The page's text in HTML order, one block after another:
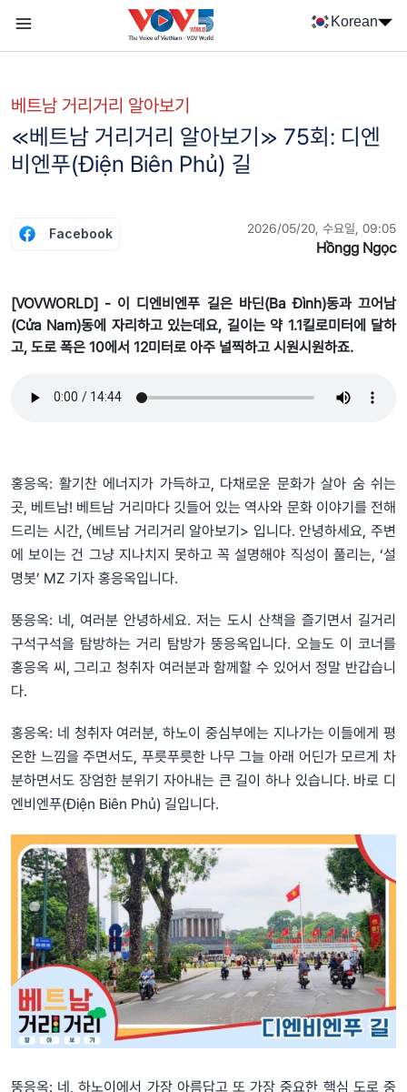
Korean
베트남 거리거리 알아보기
≪베트남 거리거리 알아보기≫ 75회: 디엔
비엔푸(Điện Biên Phủ) 길
Facebook 2026/05/20, 수요일, 09:05
Hồngg Ngọc
[VOVWORLD] - 이 디엔비엔푸 길은 바딘(Ba Đình)동과 끄어남
(Cửa Nam)동에 자리하고 있는데요, 길이는 약 1.1킬로미터에 달하
고, 도로 폭은 10에서 12미터로 아주 널찍하고 시원시원하죠.
홍응옥: 활기찬 에너지가 가득하고, 다채로운 문화가 살아 숨 쉬는
곳, 베트남! 베트남 거리마다 깃들어 있는 역사와 문화 이야기를 전해
드리는 시간, 〈베트남 거리거리 알아보기> 입니다. 안녕하세요, 주변
에 보이는 건 그냥 지나치지 못하고 꼭 설명해야 직성이 풀리는, ‘설
명봇’ MZ 기자 홍응옥입니다.
뚱응옥: 네, 여러분 안녕하세요. 저는 도시 산책을 즐기면서 길거리
구석구석을 탐방하는 거리 탐방가 뚱응옥입니다. 오늘도 이 코너를
홍응옥 씨, 그리고 청취자 여러분과 함께할 수 있어서 정말 반갑습니
다.
홍응옥: 네 청취자 여러분, 하노이 중심부에는 지나가는 이들에게 평
온한 느낌을 주면서도, 푸릇푸릇한 나무 그늘 아래 어딘가 모르게 차
분하면서도 장엄한 분위기 자아내는 큰 길이 하나 있습니다. 바로 디
엔비엔푸(Điện Biên Phủ) 길입니다.
뚱응옥: 네, 하노이에서 가장 아름답고 또 가장 중요한 핵심 도로 중